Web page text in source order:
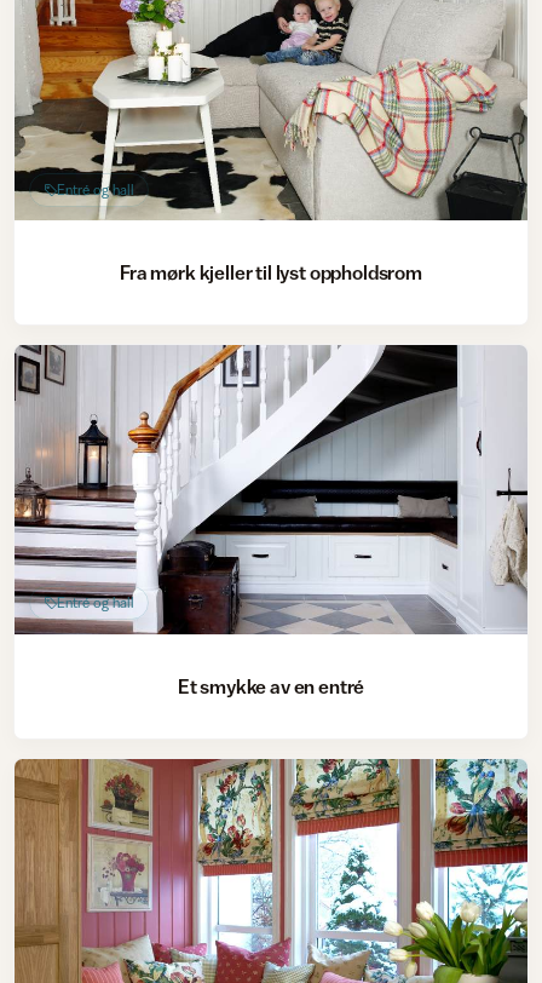
Entré og hall
Fra mørk kjeller til lyst oppholdsrom
Entré og hall
Et smykke av en entré